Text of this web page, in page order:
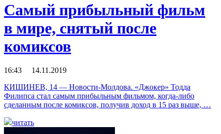
Самый прибыльный фильм
в мире, снятый после
комиксов
16:43 14.11.2019
КИШИНЕВ, 14 — Новости-Молдова. «Джокер» Тодда
Филипса стал самым прибыльным фильмом, когда-либо
сделанным после комиксов, получив доход в 15 раз выше, …
читать